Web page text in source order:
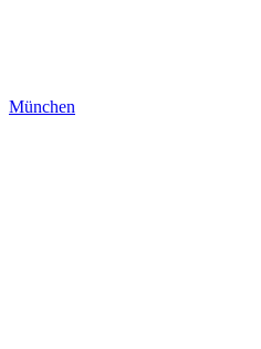
München